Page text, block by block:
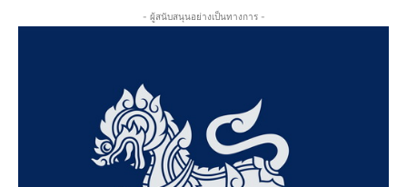
- ผู้สนับสนุนอย่างเป็นทางการ -